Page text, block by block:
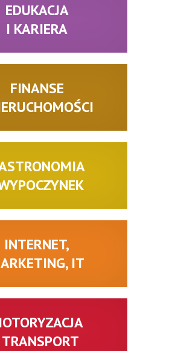
EDUKACJA
I KARIERA
FINANSE
INTERNET,
IT